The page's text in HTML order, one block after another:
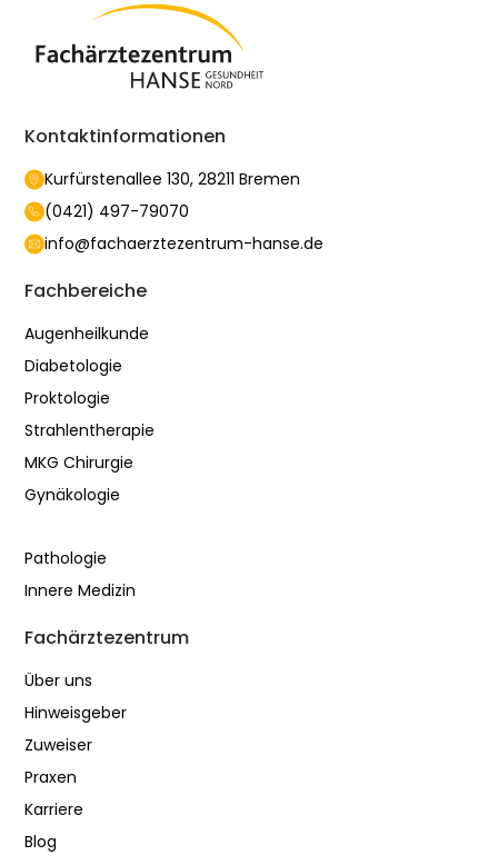
Kontaktinformationen
Kurfürstenallee 130, 28211 Bremen
(0421) 497-79070
info@fachaerztezentrum-hanse.de
Fachbereiche
Augenheilkunde
Diabetologie
Proktologie
Strahlentherapie
MKG Chirurgie
Gynäkologie
Pathologie
Innere Medizin
Fachärztezentrum
Über uns
Hinweisgeber
Zuweiser
Praxen
Karriere
Blog